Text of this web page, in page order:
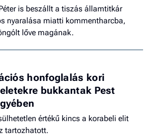
is beszállt a tiszás államtitkár
nyaralása miatti kommentharcba,
lőve magának.
honfoglalás kori
bukkantak Pest
értékű kincs a korabeli elit
tartozhatott.